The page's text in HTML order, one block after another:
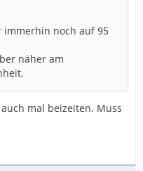
immerhin noch auf 95
näher am
mal beizeiten. Muss